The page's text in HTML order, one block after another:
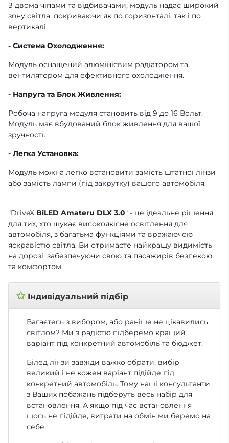
З двома чіпами та відбивачами, модуль надає широкий
зону світла, покриваючи як по горизонталі, так і по
вертикалі.
- Система Охолодження:
Модуль оснащений алюмінієвим радіатором та
вентилятором для ефективного охолодження.
- Напруга та Блок Живлення:
Робоча напруга модуля становить від 9 до 16 Вольт.
Модуль має вбудований блок живлення для вашої
зручності.
- Легка Установка:
Модуль можна легко встановити замість штатної лінзи
або замість лампи (під закрутку) вашого автомобіля.
"DriveX BiLED Amateru DLX 3.0" - це ідеальне рішення
для тих, хто шукає високоякісне освітлення для
автомобіля, з багатьма функціями та вражаючою
яскравістю світла. Ви отримаєте найкращу видимість
на дорозі, забезпечуючи свою та пасажирів безпекою
та комфортом.
✩Індивідуальний підбір
Вагаєтесь з вибором, або раніше не цікавились
світлом? Ми з радістю підберемо кращий
варіант під конкретний автомобіль та бюджет.
Білед лінзи завжди важко обрати, вибір
великий і не кожен варіант підійде під
конкретний автомобіль. Тому наші консультанти
з Ваших побажань підберуть весь набір для
встановлення. А якщо під час встановлення
щось не підійде, витрати на обмін ми беремо на
себе.